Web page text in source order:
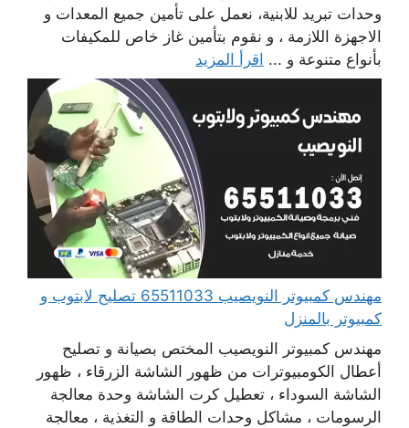
وحدات تبريد للابنية، نعمل على تأمين جميع المعدات و
الاجهزة اللازمة ، و نقوم بتأمين غاز خاص للمكيفات
بأنواع متنوعة و ... اقرأ المزيد
مهندس كمبيوتر النويصيب 65511033 تصليح لابتوب و
كمبيوتر بالمنزل
مهندس كمبيوتر النويصيب المختص بصيانة و تصليح
أعطال الكومبيوترات من ظهور الشاشة الزرقاء ، ظهور
الشاشة السوداء ، تعطيل كرت الشاشة وحدة معالجة
الرسومات ، مشاكل وحدات الطاقة و التغذية ، معالجة